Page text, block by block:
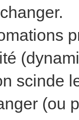
scinde
(ou